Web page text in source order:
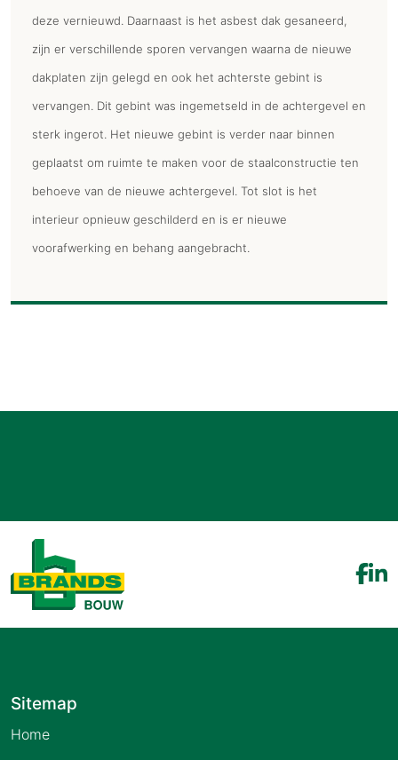
deze vernieuwd. Daarnaast is het asbest dak gesaneerd,
zijn er verschillende sporen vervangen waarna de nieuwe
dakplaten zijn gelegd en ook het achterste gebint is
vervangen. Dit gebint was ingemetseld in de achtergevel en
sterk ingerot. Het nieuwe gebint is verder naar binnen
geplaatst om ruimte te maken voor de staalconstructie ten
behoeve van de nieuwe achtergevel. Tot slot is het
interieur opnieuw geschilderd en is er nieuwe
voorafwerking en behang aangebracht.
Sitemap
Home